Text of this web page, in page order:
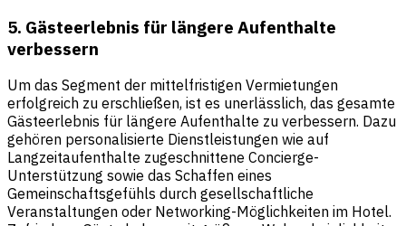
5. Gästeerlebnis für längere Aufenthalte
verbessern
Um das Segment der mittelfristigen Vermietungen
erfolgreich zu erschließen, ist es unerlässlich, das gesamte
Gästeerlebnis für längere Aufenthalte zu verbessern. Dazu
gehören personalisierte Dienstleistungen wie auf
Langzeitaufenthalte zugeschnittene Concierge-
Unterstützung sowie das Schaffen eines
Gemeinschaftsgefühls durch gesellschaftliche
Veranstaltungen oder Networking-Möglichkeiten im Hotel.